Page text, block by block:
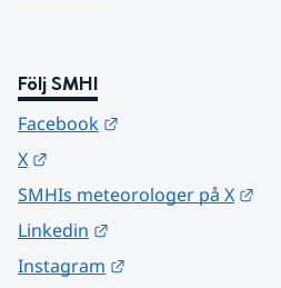
Följ SMHI
Facebook
X
SMHIs meteorologer på X
Linkedin
Instagram